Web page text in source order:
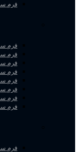
فرم
فرم
فرم
فرم
فرم
فرم
فرم
فرم
فرم
فرم